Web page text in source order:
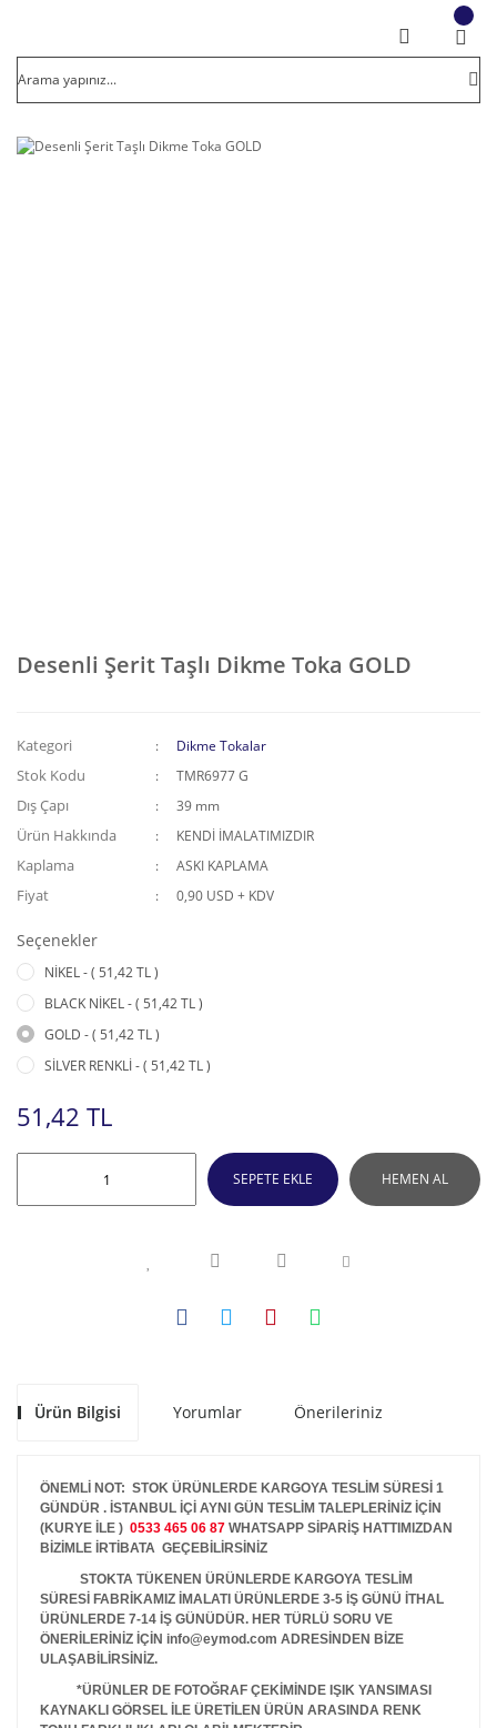
Desenli Şerit Taşlı Dikme Toka GOLD
Kategori Dikme Tokalar
Stok Kodu TMR6977 G
Dış Çapı 39 mm
Ürün Hakkında KENDİ İMALATIMIZDIR
Kaplama ASKI KAPLAMA
Fiyat 0,90 USD + KDV
Seçenekler
NİKEL - ( 51,42 TL )
BLACK NİKEL - ( 51,42 TL )
GOLD - ( 51,42 TL )
SİLVER RENKLİ - ( 51,42 TL )
51,42 TL
SEPETE EKLE HEMEN AL
Ürün Bilgisi Yorumlar Önerileriniz
ÖNEMLİ NOT: STOK ÜRÜNLERDE KARGOYA TESLİM SÜRESİ 1
GÜNDÜR . İSTANBUL İÇİ AYNI GÜN TESLİM TALEPLERİNİZ İÇİN
(KURYE İLE ) 0533 465 06 87 WHATSAPP SİPARİŞ HATTIMIZDAN
BİZİMLE İRTİBATA GEÇEBİLİRSİNİZ
STOKTA TÜKENEN ÜRÜNLERDE KARGOYA TESLİM
SÜRESİ FABRİKAMIZ İMALATI ÜRÜNLERDE 3-5 İŞ GÜNÜ İTHAL
ÜRÜNLERDE 7-14 İŞ GÜNÜDÜR. HER TÜRLÜ SORU VE
ÖNERİLERİNİZ İÇİN info@eymod.com ADRESİNDEN BİZE
ULAŞABİLİRSİNİZ.
*ÜRÜNLER DE FOTOĞRAF ÇEKİMİNDE IŞIK YANSIMASI
KAYNAKLI GÖRSEL İLE ÜRETİLEN ÜRÜN ARASINDA RENK